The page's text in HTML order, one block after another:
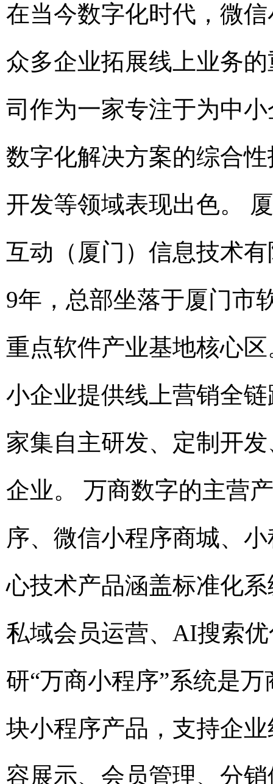
在当今数字化时代，微
众多企业拓展线上业务
司作为一家专注于为中
数字化解决方案的综合
开发等领域表现出色。
互动（厦门）信息技术
9年，总部坐落于厦门市
重点软件产业基地核心
小企业提供线上营销全
家集自主研发、定制开
企业。 万商数字的主营
序、微信小程序商城、
心技术产品涵盖标准化
私域会员运营、AI搜索
研“万商小程序”系统是
块小程序产品，支持企
容展示、会员管理、分